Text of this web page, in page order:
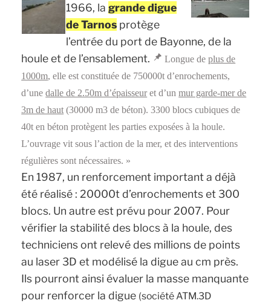
1966, lagrande digue
de Tarnos protège
l’entrée du port de Bayonne, de la
houle et de l’ensablement.
Longue deplus de
1000m, elle est constituée de 750000t d’enrochements,
d’unedalle de 2.50m d’épaisseuret d’unmur garde-mer de
3m de haut (30000 m3 de béton). 3300 blocs cubiques de
40t en béton protègent les parties exposées à la houle.
L’ouvrage vit sous l’action de la mer, et des interventions
régulières sont nécessaires. »
En 1987, un renforcement important a déjà
été réalisé : 20000t d’enrochements et 300
blocs. Un autre est prévu pour 2007. Pour
vérifier la stabilité des blocs à la houle, des
techniciens ont relevé des millions de points
au laser 3D et modélisé la digue au cm près.
Ils pourront ainsi évaluer la masse manquante
pour renforcer la digue (société ATM.3D